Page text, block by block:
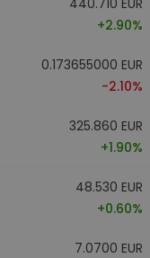
+2.90%
0.173655000 EUR
-2.10%
325.860 EUR
+1.90%
48.530 EUR
+0.60%
7.0700 EUR